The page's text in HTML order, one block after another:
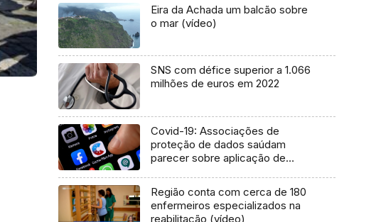
Eira da Achada um balcão sobre
o mar (vídeo)
SNS com défice superior a 1.066
milhões de euros em 2022
Covid-19: Associações de
proteção de dados saúdam
parecer sobre aplicação de
Região conta com cerca de 180
enfermeiros especializados na
reabilitação (vídeo)